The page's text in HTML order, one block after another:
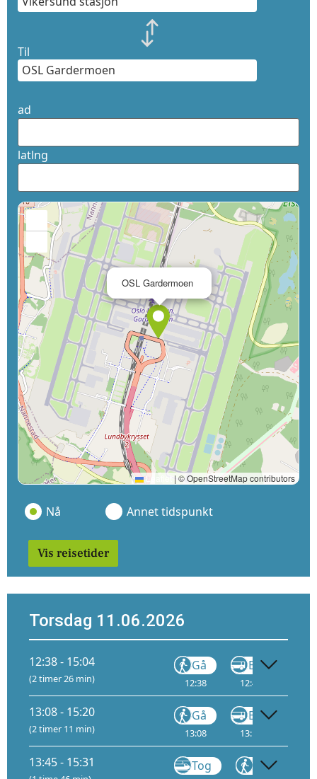
Til
ad
latlng
OSL Gardermoen
Leaflet | © OpenStreetMap contributors
Nå Annet tidspunkt
Vis reisetider
Torsdag 11.06.2026
12:38 - 15:04
(2 timer 26 min)
Gå
12:38
Buss
12:40
13:08 - 15:20
(2 timer 11 min)
Gå
13:08
Buss
13:10
13:45 - 15:31 Tog Gå